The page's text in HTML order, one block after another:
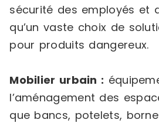
sécurité des employés et
qu’un vaste choix de
pour produits dangereux.
Mobilier urbain :
l’aménagement des
que bancs, potelets,